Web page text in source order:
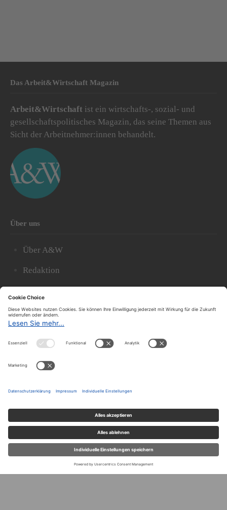
Das Arbeit&Wirtschaft Magazin
Arbeit&Wirtschaft ist ein wirtschafts-, sozial- und
gesellschaftspolitisches Magazin, das seine Themen aus
Sicht der Arbeitnehmer:innen behandelt.
Über uns
Über A&W
Redaktion
Archiv
A&W-Blog
hat sich in den vergangenen Jahren zu einem der